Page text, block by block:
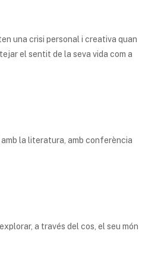
una crisi personal i creativa quan
el sentit de la seva vida com a
la literatura, amb conferència
a través del cos, el seu món